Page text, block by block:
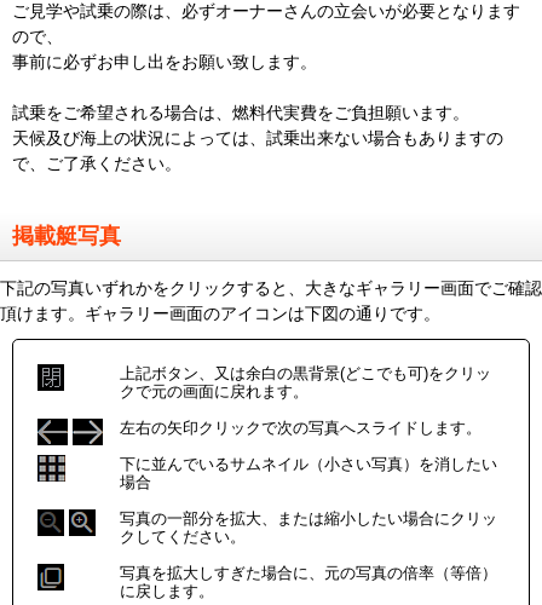
ご見学や試乗の際は、必ずオーナーさんの立会いが必要となります
ので、
事前に必ずお申し出をお願い致します。
試乗をご希望される場合は、燃料代実費をご負担願います。
天候及び海上の状況によっては、試乗出来ない場合もありますの
で、ご了承ください。
掲載艇写真
下記の写真いずれかをクリックすると、大きなギャラリー画面でご確認
頂けます。ギャラリー画面のアイコンは下図の通りです。
上記ボタン、又は余白の黒背景(どこでも可)をクリッ
クで元の画面に戻れます。
左右の矢印クリックで次の写真へスライドします。
下に並んでいるサムネイル（小さい写真）を消したい
場合
写真の一部分を拡大、または縮小したい場合にクリッ
クしてください。
写真を拡大しすぎた場合に、元の写真の倍率（等倍）
に戻します。